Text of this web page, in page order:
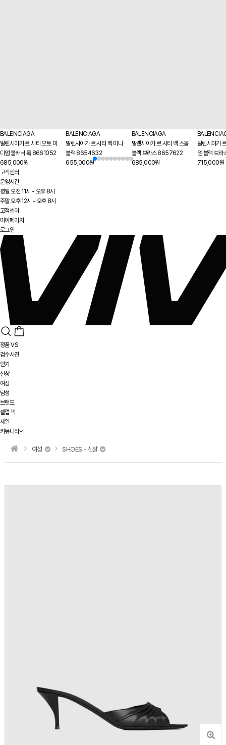
BALENCIAGA
발렌시아가 르 시티 모토 미
디엄 볼캐닉 록 8661052
685,000원
BALENCIAGA
발렌시아가 르 시티 백 미니
블랙 8654632
655,000원
BALENCIAGA
발렌시아가 르 시티 백 스몰
블랙 브라스 8657622
685,000원
발렌시아가
엄 블랙 브
715,000원
고객센터
운영시간
평일 오전 11시 - 오후 8시
주말 오후 12시 - 오후 8시
고객센터
마이페이지
로그인
정품 VS
검수사진
인기
신상
여성
남성
브랜드
셀럽 픽
세일
커뮤니티
여성 SHOES - 신발